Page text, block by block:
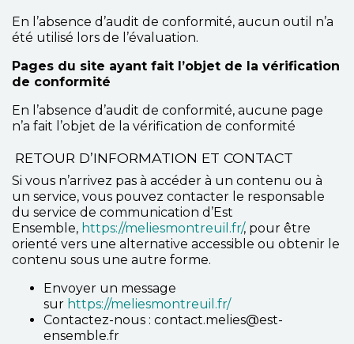
En l’absence d’audit de conformité, aucun outil n’a
été utilisé lors de l’évaluation.
Pages du site ayant fait l’objet de la vérification
de conformité
En l’absence d’audit de conformité, aucune page
n’a fait l’objet de la vérification de conformité
RETOUR D’INFORMATION ET CONTACT
Si vous n’arrivez pas à accéder à un contenu ou à
un service, vous pouvez contacter le responsable
du service de communication d’Est
Ensemble, https://meliesmontreuil.fr/, pour être
orienté vers une alternative accessible ou obtenir le
contenu sous une autre forme.
Envoyer un message
sur https://meliesmontreuil.fr/
Contactez-nous : contact.melies@est-
ensemble.fr